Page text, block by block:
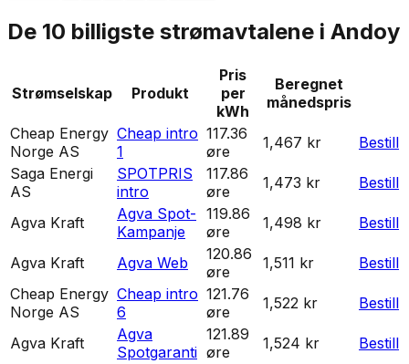
De 10 billigste strømavtalene i Andoy
Strømselskap Produkt
Pris
per
kWh
Beregnet
månedspris
Cheap Energy
Norge AS
Cheap intro
1
117.36
øre
1,467 kr
Bestill
Saga Energi
AS
SPOTPRIS
intro
117.86
øre
1,473 kr Bestill
Agva Kraft
Agva Spot-
Kampanje
119.86
øre
1,498 kr Bestill
Agva Kraft Agva Web
120.86
øre
1,511 kr
Bestill
Cheap Energy
Norge AS
Cheap intro
6
121.76
øre
1,522 kr Bestill
Agva Kraft
Agva
Spotgaranti
121.89
øre
1,524 kr
Bestill